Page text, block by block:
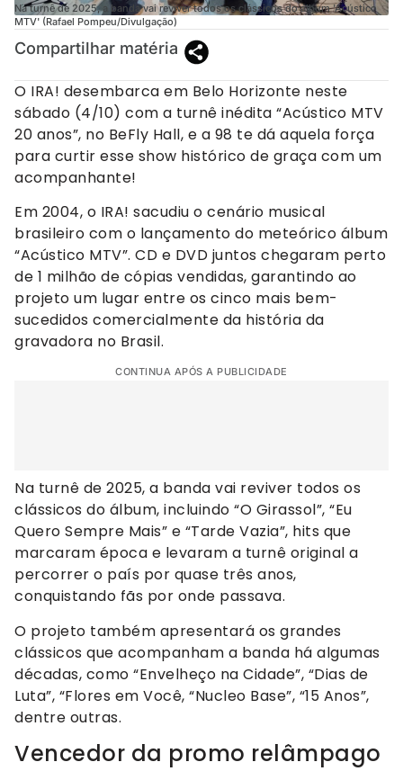
Na turnê de 2025, a banda vai reviver todos os clássicos do álbum 'Acústico
MTV' (Rafael Pompeu/Divulgação)
Compartilhar matéria
O IRA! desembarca em Belo Horizonte neste
sábado (4/10) com a turnê inédita “Acústico MTV
20 anos”, no BeFly Hall, e a 98 te dá aquela força
para curtir esse show histórico de graça com um
acompanhante!
Em 2004, o IRA! sacudiu o cenário musical
brasileiro com o lançamento do meteórico álbum
“Acústico MTV”. CD e DVD juntos chegaram perto
de 1 milhão de cópias vendidas, garantindo ao
projeto um lugar entre os cinco mais bem-
sucedidos comercialmente da história da
gravadora no Brasil.
CONTINUA APÓS A PUBLICIDADE
Na turnê de 2025, a banda vai reviver todos os
clássicos do álbum, incluindo “O Girassol”, “Eu
Quero Sempre Mais” e “Tarde Vazia”, hits que
marcaram época e levaram a turnê original a
percorrer o país por quase três anos,
conquistando fãs por onde passava.
O projeto também apresentará os grandes
clássicos que acompanham a banda há algumas
décadas, como “Envelheço na Cidade”, “Dias de
Luta”, “Flores em Você, “Nucleo Base”, “15 Anos”,
dentre outras.
Vencedor da promo relâmpago